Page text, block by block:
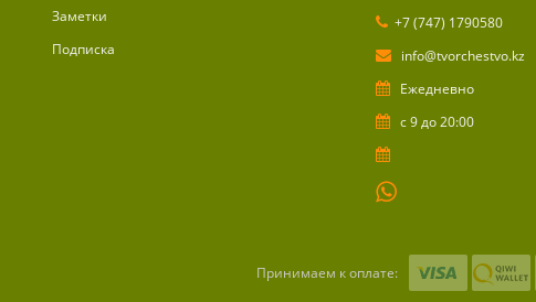
Заметки
Подписка
+7 (747) 1790580
info@tvorchestvo.kz
Ежедневно
с 9 до 20:00
Принимаем к оплате: